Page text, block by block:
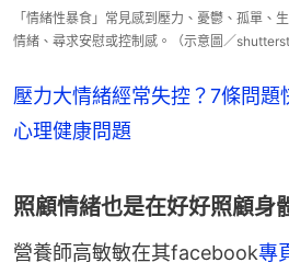
「情緒性暴食」常見感到壓力、憂鬱、孤單、
情緒、尋求安慰或控制感。（示意圖／
壓力大情緒經常失控？7條問題
心理健康問題
照顧情緒也是在好好照顧身
營養師高敏敏在其facebook專